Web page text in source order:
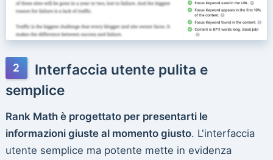
Interfaccia utente pulita e
semplice
Rank Math è progettato per presentarti le
informazioni giuste al momento giusto. L'interfaccia
utente semplice ma potente mette in evidenza